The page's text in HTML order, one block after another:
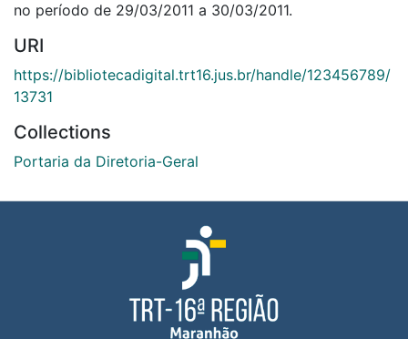
no período de 29/03/2011 a 30/03/2011.
URI
https://bibliotecadigital.trt16.jus.br/handle/123456789/
13731
Collections
Portaria da Diretoria-Geral